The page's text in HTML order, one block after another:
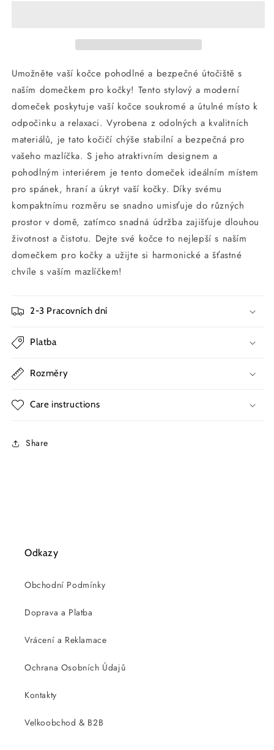
Umožněte vaší kočce pohodlné a bezpečné útočiště s
naším domečkem pro kočky! Tento stylový a moderní
domeček poskytuje vaší kočce soukromé a útulné místo k
odpočinku a relaxaci. Vyrobena z odolných a kvalitních
materiálů, je tato kočičí chýše stabilní a bezpečná pro
vašeho mazlíčka. S jeho atraktivním designem a
pohodlným interiérem je tento domeček ideálním místem
pro spánek, hraní a úkryt vaší kočky. Díky svému
kompaktnímu rozměru se snadno umisťuje do různých
prostor v domě, zatímco snadná údržba zajišťuje dlouhou
životnost a čistotu. Dejte své kočce to nejlepší s naším
domečkem pro kočky a užijte si harmonické a šťastné
chvíle s vaším mazlíčkem!
2-3 Pracovních dní
Platba
Rozměry
Care instructions
Share
Odkazy
Obchodní Podmínky
Doprava a Platba
Vrácení a Reklamace
Ochrana Osobních Údajů
Kontakty
Velkoobchod & B2B